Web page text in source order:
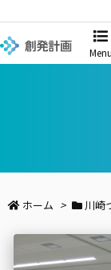
Menu
ホーム > 川崎